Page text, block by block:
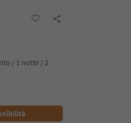
/ 1 notte / 2